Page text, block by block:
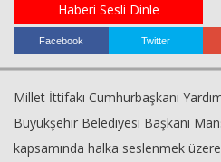
Haberi Sesli Dinle
Facebook Twitter
Millet İttifakı Cumhurbaşkanı
Büyükşehir Belediyesi Başkanı
kapsamında halka seslenmek